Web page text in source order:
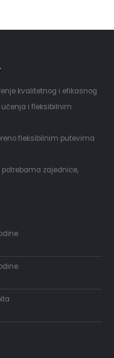
kvalitetnog i efikasnog
i fleksibilnim
fleksibilnim putevima
zajednice,